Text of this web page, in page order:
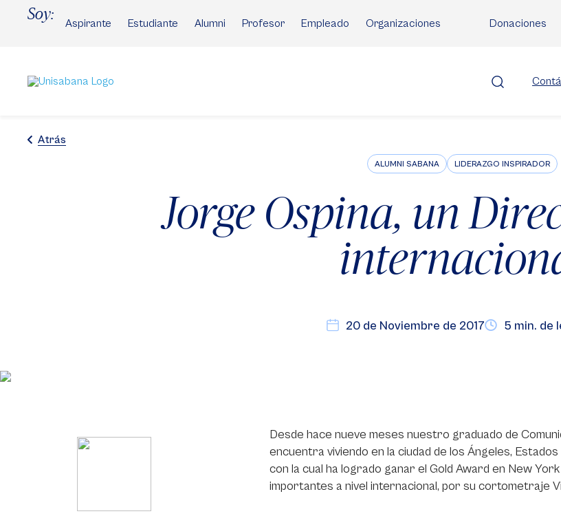
Soy:
Aspirante Estudiante Alumni Profesor Empleado Organizaciones Donaciones
Atrás
ALUMNI SABANA LIDERAZGO INSPIRADOR
Jorge Ospina, un
20 de Noviembre de 2017 5 min. de
Desde hace nueve meses nuestro graduado de
encuentra viviendo en la ciudad de los Ángeles,
con la cual ha logrado ganar el Gold Award en New
importantes a nivel internacional, por su cortometraje